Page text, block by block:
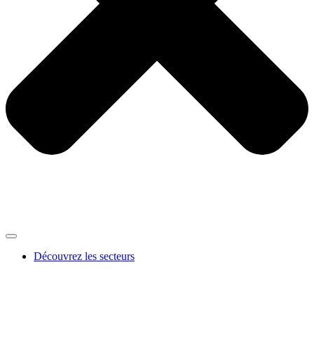
Découvrez les secteurs